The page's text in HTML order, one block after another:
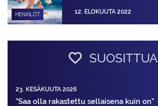
HENKILÖT 12. ELOKUUTA 2022
SUOSITTUA
23. KESÄKUUTA 2026
"Saa olla rakastettu sellaisena kuin on"